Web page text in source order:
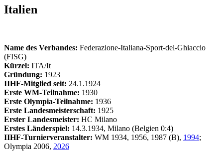
Italien
Name des Verbandes: Federazione-Italiana-Sport-del-Ghiaccio
(FISG)
Kürzel: ITA/It
Gründung: 1923
IIHF-Mitglied seit: 24.1.1924
Erste WM-Teilnahme: 1930
Erste Olympia-Teilnahme: 1936
Erste Landesmeisterschaft: 1925
Erster Landesmeister: HC Milano
Erstes Länderspiel: 14.3.1934, Milano (Belgien 0:4)
IIHF-Turnierveranstalter: WM 1934, 1956, 1987 (B), 1994;
Olympia 2006, 2026